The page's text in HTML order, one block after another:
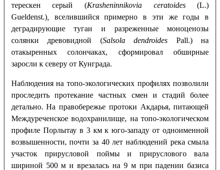
терескен серый (Krasheninnikovia ceratoides(L.)
Gueldenst.), вселившийся примерно в эти же годы в
деградирующие тугаи и разреженные моноценозы
солянки древовидной (Salsola dendroides Pall.) на
отакыренных солончаках, сформировал обширные
заросли к северу от Кунграда.
Наблюдения на топо-экологических профилях позволили
проследить протекание частных смен и стадий более
детально. На правобережье протоки Акдарья, питающей
Междуреченское водохранилище, на топо-экологическом
профиле Порлытау в 3 км к юго-западу от одноименной
возвышенности, почти за 40 лет наблюдений река смыла
участок прирусловой поймы и прируслового вала
шириной 500 м и врезалась на 9 м при падении базиса